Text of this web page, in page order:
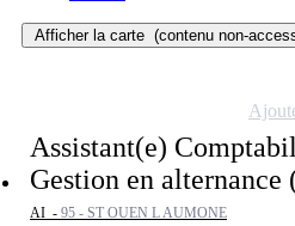
Afficher la carte (contenu non-
Assistant(e)
Gestion en alternance
AI - 95 - ST OUEN L AUMONE